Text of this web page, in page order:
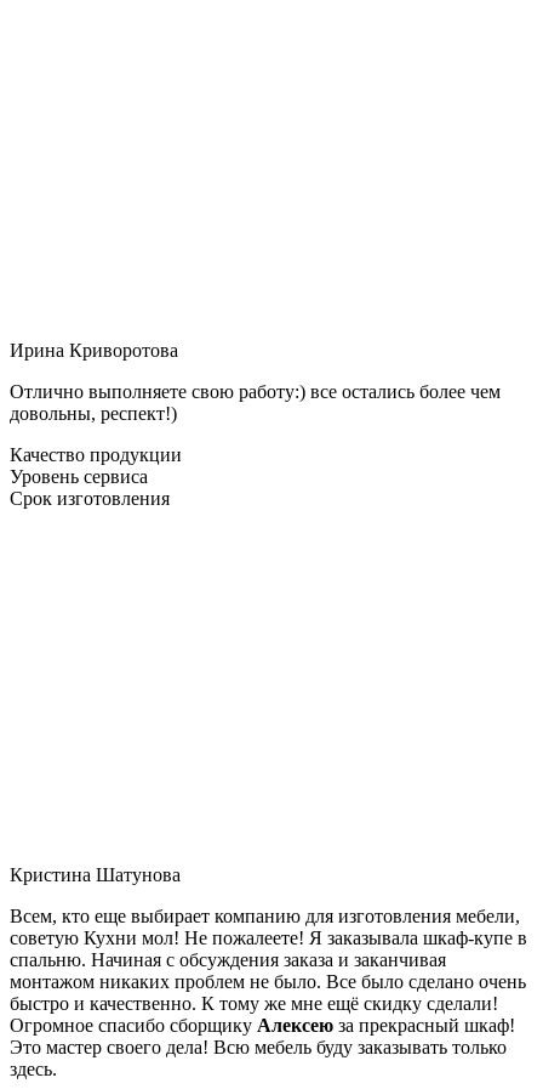
Ирина Криворотова
Отлично выполняете свою работу:) все остались более чем
довольны, респект!)
Качество продукции
Уровень сервиса
Срок изготовления
Кристина Шатунова
Всем, кто еще выбирает компанию для изготовления мебели,
советую Кухни мол! Не пожалеете! Я заказывала шкаф-купе в
спальню. Начиная с обсуждения заказа и заканчивая
монтажом никаких проблем не было. Все было сделано очень
быстро и качественно. К тому же мне ещё скидку сделали!
Огромное спасибо сборщику Алексею за прекрасный шкаф!
Это мастер своего дела! Всю мебель буду заказывать только
здесь.